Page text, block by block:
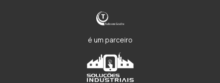
é um parceiro